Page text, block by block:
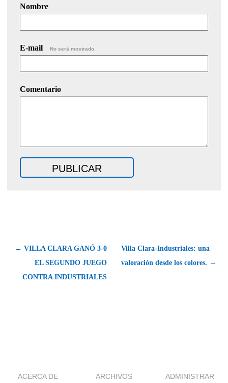
Nombre
E-mail No será mostrado.
Comentario
← VILLA CLARA GANÓ 3-0
EL SEGUNDO JUEGO
CONTRA INDUSTRIALES
Villa Clara-Industriales: una
valoración desde los colores. →
ACERCA DE ARCHIVOS ADMINISTRAR